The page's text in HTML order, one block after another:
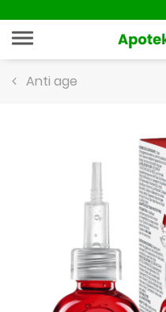
Anti age